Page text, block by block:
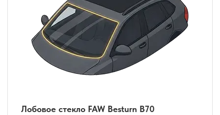
Лобовое стекло FAW Besturn B70